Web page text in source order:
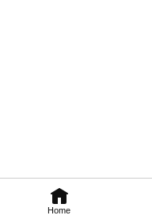
Home